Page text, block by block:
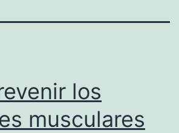
los
musculares